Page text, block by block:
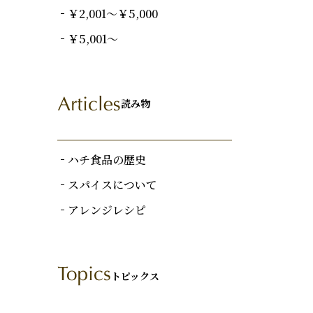
￥2,001～￥5,000
￥5,001～
読み物
ハチ食品の歴史
スパイスについて
アレンジレシピ
トピックス